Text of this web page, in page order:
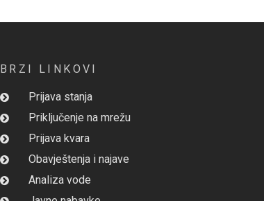
BRZI LINKOVI
Prijava stanja
Priključenje na mrežu
Prijava kvara
Obavještenja i najave
Analiza vode